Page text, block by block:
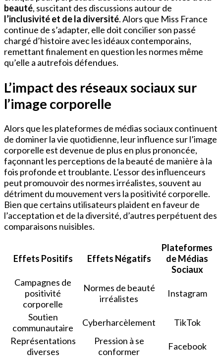
beauté, suscitant des discussions autour de
l’inclusivité et de la diversité. Alors que Miss France
continue de s’adapter, elle doit concilier son passé
chargé d’histoire avec les idéaux contemporains,
remettant finalement en question les normes même
qu’elle a autrefois défendues.
L’impact des réseaux sociaux sur
l’image corporelle
Alors que les plateformes de médias sociaux continuent
de dominer la vie quotidienne, leur influence sur l’image
corporelle est devenue de plus en plus prononcée,
façonnant les perceptions de la beauté de manière à la
fois profonde et troublante. L’essor des influenceurs
peut promouvoir des normes irréalistes, souvent au
détriment du mouvement vers la positivité corporelle.
Bien que certains utilisateurs plaident en faveur de
l’acceptation et de la diversité, d’autres perpétuent des
comparaisons nuisibles.
Effets Positifs Effets Négatifs
Plateformes
de Médias
Sociaux
Campagnes de
positivité
corporelle
Normes de beauté
irréalistes
Instagram
Soutien
communautaire
Cyberharcèlement
TikTok
Représentations
diverses
Pression à se
conformer
Facebook